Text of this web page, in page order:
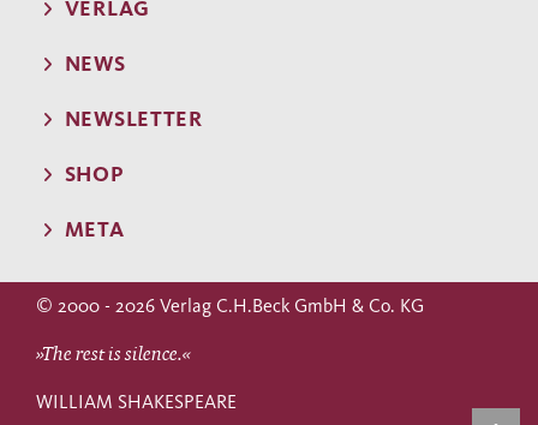
VERLAG
NEWS
NEWSLETTER
SHOP
META
© 2000 - 2026 Verlag C.H.Beck GmbH & Co. KG
»The rest is silence.«
WILLIAM SHAKESPEARE